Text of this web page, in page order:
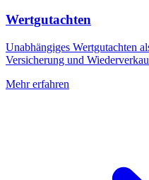
Wertgutachten
Unabhängiges Wertgutachten
Versicherung und
Mehr erfahren